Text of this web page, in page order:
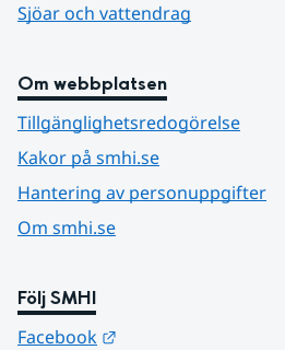
Sjöar och vattendrag
Om webbplatsen
Tillgänglighetsredogörelse
Kakor på smhi.se
Hantering av personuppgifter
Om smhi.se
Följ SMHI
Facebook